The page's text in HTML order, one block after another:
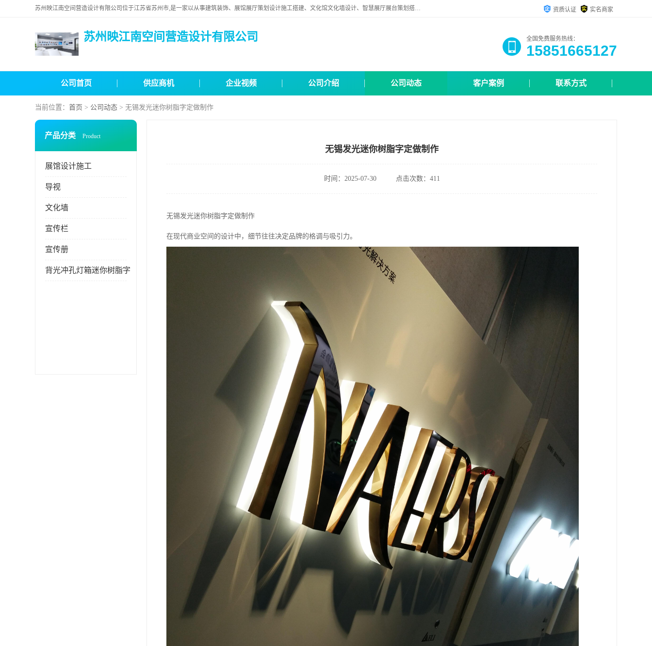
苏州映江南空间营造设计有限公司位于江苏省苏州市,是一家以从事建筑装饰、展馆展厅策划设计施工搭建、文化馆文化墙设计、智慧展厅展台策划搭建和其他建筑装饰装修业为主的企业。 资质认证 实名商家
苏州映江南空间营造设计有限公司 全国免费服务热线：
15851665127
公司首页 供应商机 企业视频 公司介绍 公司动态 客户案例 联系方式
当前位置： 首页 > 公司动态 > 无锡发光迷你树脂字定做制作
产品分类 Product
展馆设计施工
导视
文化墙
宣传栏
宣传册
背光冲孔灯箱迷你树脂字
无锡发光迷你树脂字定做制作
时间：2025-07-30 点击次数：411
无锡发光迷你树脂字定做制作
在现代商业空间的设计中，细节往往决定品牌的格调与吸引力。